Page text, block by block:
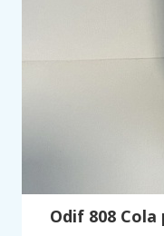
Odif 808